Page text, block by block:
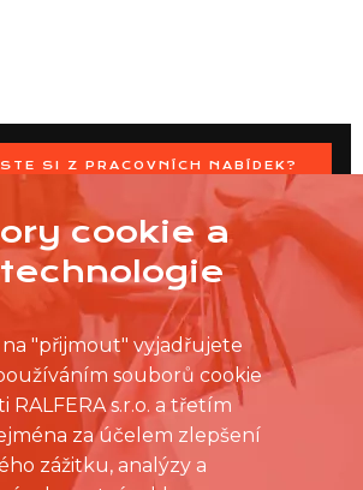
SI Z PRACOVNÍCH NABÍDEK?
PŘÍMO S VAŠIMI ČASOVÝMI
MOŽNOSTMI
cookie a
"přijmout" vyjadřujete
souborů cookie
RALFERA s.r.o. a třetím
za účelem zlepšení
zážitku, analýzy a